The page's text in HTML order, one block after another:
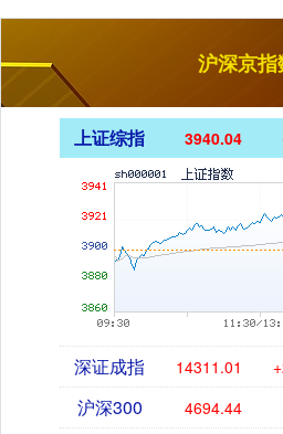
沪深京指
上证综指 3940.04
深证成指 14311.01
沪深300 4694.44